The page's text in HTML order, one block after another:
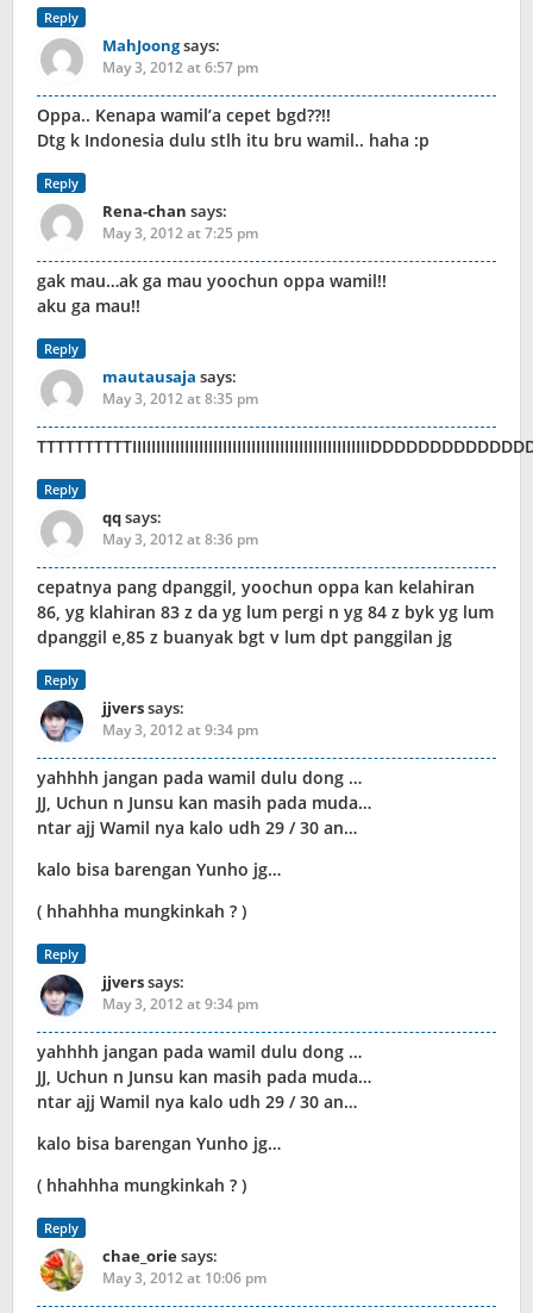
Reply
MahJoongsays:
May 3, 2012 at 6:57 pm
Oppa.. Kenapa wamil’a cepet bgd??!!
Dtg k Indonesia dulu stlh itu bru wamil.. haha :p
Reply
Rena-chan says:
May 3, 2012 at 7:25 pm
gak mau…ak ga mau yoochun oppa wamil!!
aku ga mau!!
Reply
mautausaja says:
May 3, 2012 at 8:35 pm
Reply
qqsays:
May 3, 2012 at 8:36 pm
cepatnya pang dpanggil, yoochun oppa kan kelahiran
86, yg klahiran 83 z da yg lum pergi n yg 84 z byk yg lum
dpanggil e,85 z buanyak bgt v lum dpt panggilan jg
Reply
jjverssays:
May 3, 2012 at 9:34 pm
yahhhh jangan pada wamil dulu dong …
JJ, Uchun n Junsu kan masih pada muda…
ntar ajj Wamil nya kalo udh 29 / 30 an…
kalo bisa barengan Yunho jg…
( hhahhha mungkinkah ? )
Reply
jjverssays:
May 3, 2012 at 9:34 pm
yahhhh jangan pada wamil dulu dong …
JJ, Uchun n Junsu kan masih pada muda…
ntar ajj Wamil nya kalo udh 29 / 30 an…
kalo bisa barengan Yunho jg…
( hhahhha mungkinkah ? )
Reply
chae_oriesays:
May 3, 2012 at 10:06 pm